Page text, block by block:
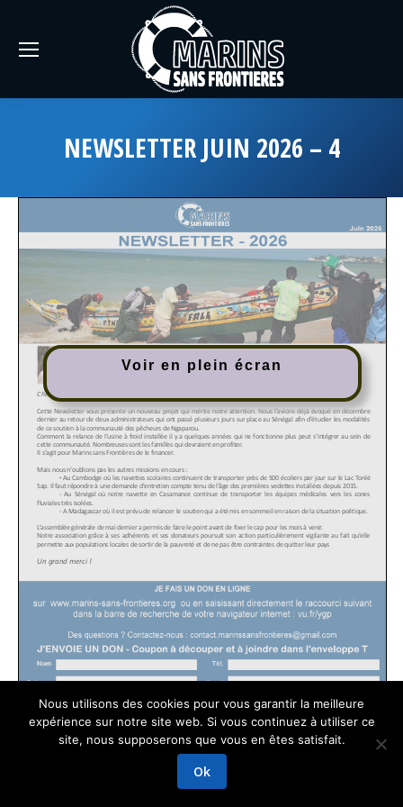
NEWSLETTER JUIN 2026 – 4
Voir en plein écran
GRAPHIKUP
Mentions légales
Nous utilisons des cookies pour vous garantir la meilleure
expérience sur notre site web. Si vous continuez à utiliser ce
site, nous supposerons que vous en êtes satisfait.
Ok